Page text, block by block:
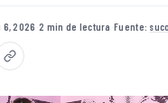
6, 2026 ·2 min de lectura ·Fuente: